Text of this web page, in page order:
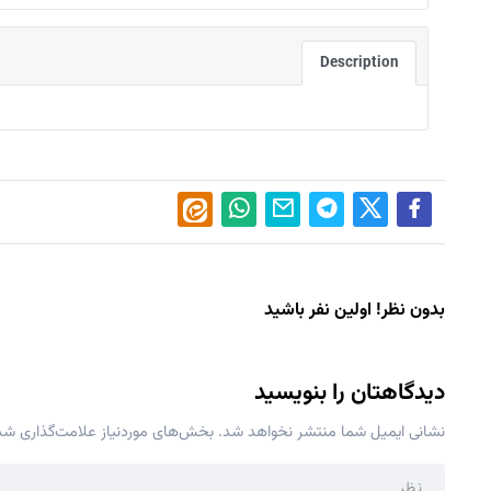
Description
بدون نظر! اولین نفر باشید
دیدگاهتان را بنویسید
نشانی ایمیل شما منتشر نخواهد شد. بخش‌های موردنیاز علامت‌گذاری